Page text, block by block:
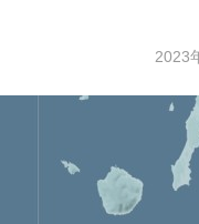
2023